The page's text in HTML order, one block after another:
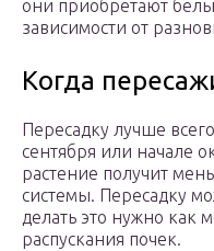
они приобретают
зависимости от
Когда
Пересадку лучше
сентября или начале
растение получит
системы. Пересадку
делать это нужно как
распускания почек.